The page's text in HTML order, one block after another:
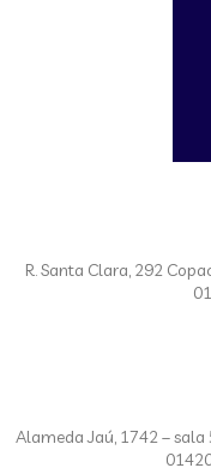
R. Santa Clara, 292
Alameda Jaú, 1742 – sala